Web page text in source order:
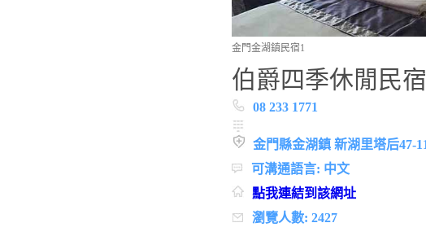
金門金湖鎮民宿1
伯爵四季休閒民宿
08 233 1771
金門縣金湖鎮 新湖里塔后47-
可溝通語言: 中文
點我連結到該網址
瀏覽人數: 2427